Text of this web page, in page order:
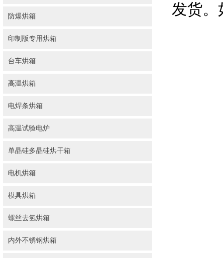
防爆烘箱
印制版专用烘箱
台车烘箱
高温烘箱
电焊条烘箱
高温试验电炉
单晶硅多晶硅烘干箱
电机烘箱
模具烘箱
螺丝去氢烘箱
内外不锈钢烘箱
发货。